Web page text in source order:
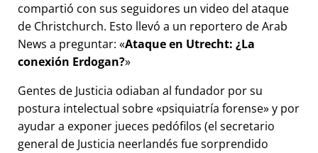
compartió con sus seguidores un video del ataque
de Christchurch. Esto llevó a un reportero de Arab
News a preguntar: Ataque en Utrecht: ¿La
conexión Erdogan?
Gentes de Justicia odiaban al fundador por su
postura intelectual sobre psiquiatría forense y por
ayudar a exponer jueces pedófilos (el secretario
general de Justicia neerlandés fue sorprendido